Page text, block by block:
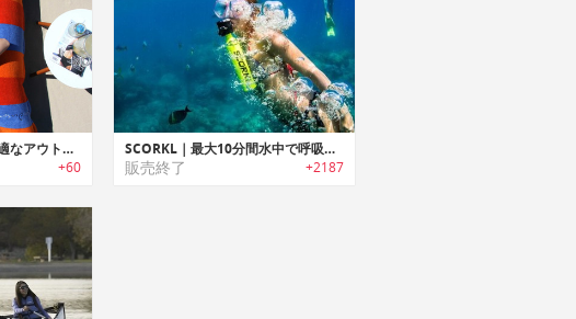
Sandusa｜ビーチに最適なアウトドア用ウォータープルーフクッションピロー「サンドゥーサ」
+60
SCORKL｜最大10分間水中で呼吸できる再充填可能な軽量・ポータブルシリンダー「スコークル」
販売終了 +2187